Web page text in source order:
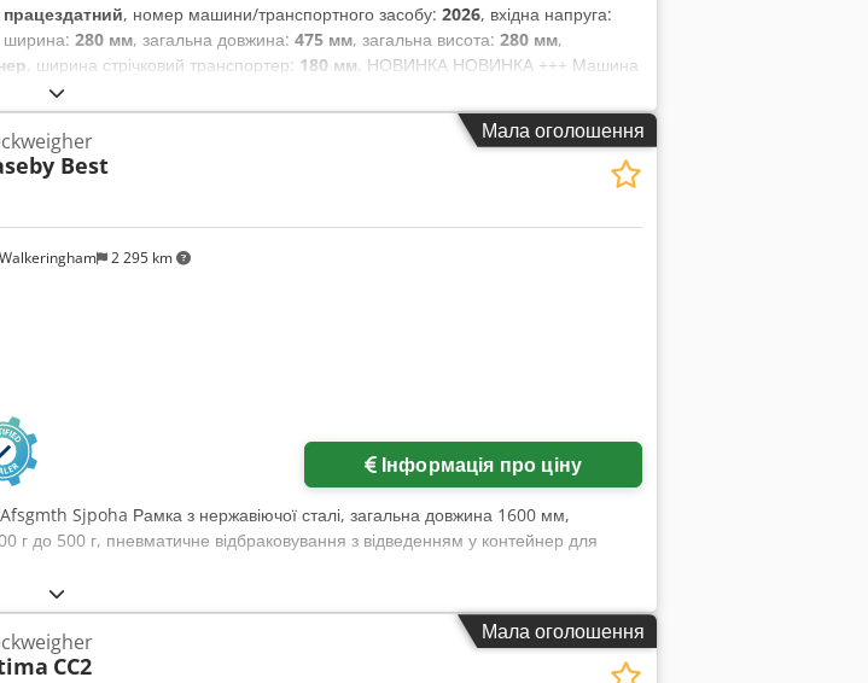
, номер машини/транспортного засобу: 2026, вхідна напруга:
ширина: 280 мм, загальна довжина: 475 мм, загальна висота: 280 мм,
, ширина стрічковий транспортер: 180 мм, НОВИНКА НОВИНКА +++ Машина
від 20 до 80 грамів Продуктивність: макс. 2000 шт./год. Проста, надійна
Afpjha Тільки у нас: перевірено відповідно до DGUV V3 Підключення:
SAB Гарантія 24 місяці + сервісне обслуговування запасних частин
пакет Навчання та введення в експлуатацію Лізинг і оренда Інші чудові
Мала оголошення
2 295 km
Best
Інформація про ціну
Sjpoha Рамка з нержавіючої сталі, загальна довжина 1600 мм,
до 500 г, пневматичне відбраковування з відведенням у контейнер для
Мала оголошення
CC2